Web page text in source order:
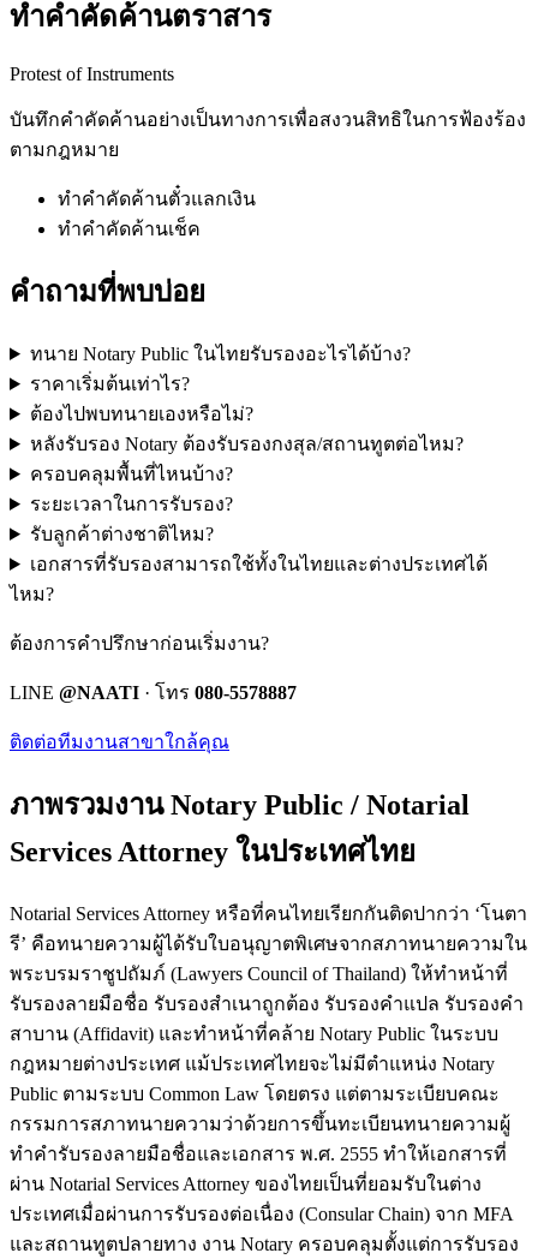
ทำคำคัดค้านตราสาร
Protest of Instruments
บันทึกคำคัดค้านอย่างเป็นทางการเพื่อสงวนสิทธิในการฟ้องร้อง
ตามกฎหมาย
ทำคำคัดค้านตั๋วแลกเงิน
ทำคำคัดค้านเช็ค
คำถามที่พบบ่อย
ทนาย Notary Public ในไทยรับรองอะไรได้บ้าง?
ราคาเริ่มต้นเท่าไร?
ต้องไปพบทนายเองหรือไม่?
หลังรับรอง Notary ต้องรับรองกงสุล/สถานทูตต่อไหม?
ครอบคลุมพื้นที่ไหนบ้าง?
ระยะเวลาในการรับรอง?
รับลูกค้าต่างชาติไหม?
เอกสารที่รับรองสามารถใช้ทั้งในไทยและต่างประเทศได้
ไหม?
ต้องการคำปรึกษาก่อนเริ่มงาน?
LINE @NAATI · โทร 080-5578887
ติดต่อทีมงานสาขาใกล้คุณ
ภาพรวมงาน Notary Public / Notarial
Services Attorney ในประเทศไทย
Notarial Services Attorney หรือที่คนไทยเรียกกันติดปากว่า ‘โนตา
รี’ คือทนายความผู้ได้รับใบอนุญาตพิเศษจากสภาทนายความใน
พระบรมราชูปถัมภ์ (Lawyers Council of Thailand) ให้ทำหน้าที่
รับรองลายมือชื่อ รับรองสำเนาถูกต้อง รับรองคำแปล รับรองคำ
สาบาน (Affidavit) และทำหน้าที่คล้าย Notary Public ในระบบ
กฎหมายต่างประเทศ แม้ประเทศไทยจะไม่มีตำแหน่ง Notary
Public ตามระบบ Common Law โดยตรง แต่ตามระเบียบคณะ
กรรมการสภาทนายความว่าด้วยการขึ้นทะเบียนทนายความผู้
ทำคำรับรองลายมือชื่อและเอกสาร พ.ศ. 2555 ทำให้เอกสารที่
ผ่าน Notarial Services Attorney ของไทยเป็นที่ยอมรับในต่าง
ประเทศเมื่อผ่านการรับรองต่อเนื่อง (Consular Chain) จาก MFA
และสถานทูตปลายทาง งาน Notary ครอบคลุมตั้งแต่การรับรอง